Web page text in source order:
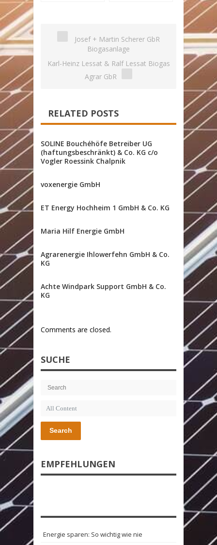
Josef + Martin Scherer GbR
Biogasanlage
Karl-Heinz Lessat & Ralf Lessat Biogas
Agrar GbR
RELATED POSTS
SOLINE Bouchéhöfe Betreiber UG
(haftungsbeschränkt) & Co. KG c/o
Vogler Roessink Chalpnik
voxenergie GmbH
ET Energy Hochheim 1 GmbH & Co. KG
Maria Hilf Energie GmbH
Agrarenergie Ihlowerfehn GmbH & Co.
KG
Achte Windpark Support GmbH & Co.
KG
Comments are closed.
SUCHE
Search
EMPFEHLUNGEN
Energie sparen: So wichtig wie nie